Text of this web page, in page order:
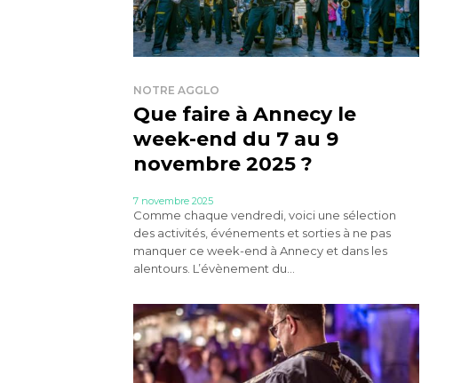
NOTRE AGGLO
Que faire à Annecy le
week-end du 7 au 9
novembre 2025 ?
7 novembre 2025
Comme chaque vendredi, voici une sélection
des activités, événements et sorties à ne pas
manquer ce week-end à Annecy et dans les
alentours. L’évènement du...